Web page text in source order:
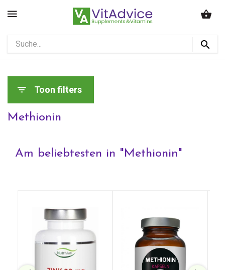
Toon filters
Methionin
Am beliebtesten in "Methionin"